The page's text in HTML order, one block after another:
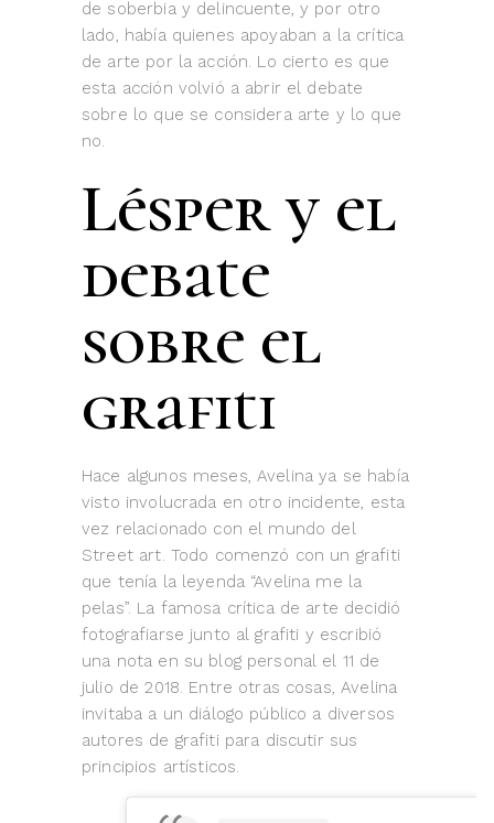
de soberbia y delincuente, y por otro
lado, había quienes apoyaban a la crítica
de arte por la acción. Lo cierto es que
esta acción volvió a abrir el debate
sobre lo que se considera arte y lo que
no.
Lésper y el
debate
sobre el
grafiti
Hace algunos meses, Avelina ya se había
visto involucrada en otro incidente, esta
vez relacionado con el mundo del
Street art. Todo comenzó con un grafiti
que tenía la leyenda “Avelina me la
pelas”. La famosa crítica de arte decidió
fotografiarse junto al grafiti y escribió
una nota en su blog personal el 11 de
julio de 2018. Entre otras cosas, Avelina
invitaba a un diálogo público a diversos
autores de grafiti para discutir sus
principios artísticos.